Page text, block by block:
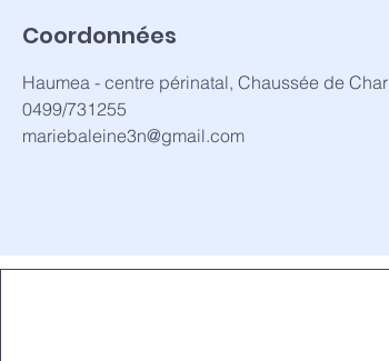
Coordonnées
Haumea - centre périnatal, Chaussée de
0499/731255
mariebaleine3n@gmail.com